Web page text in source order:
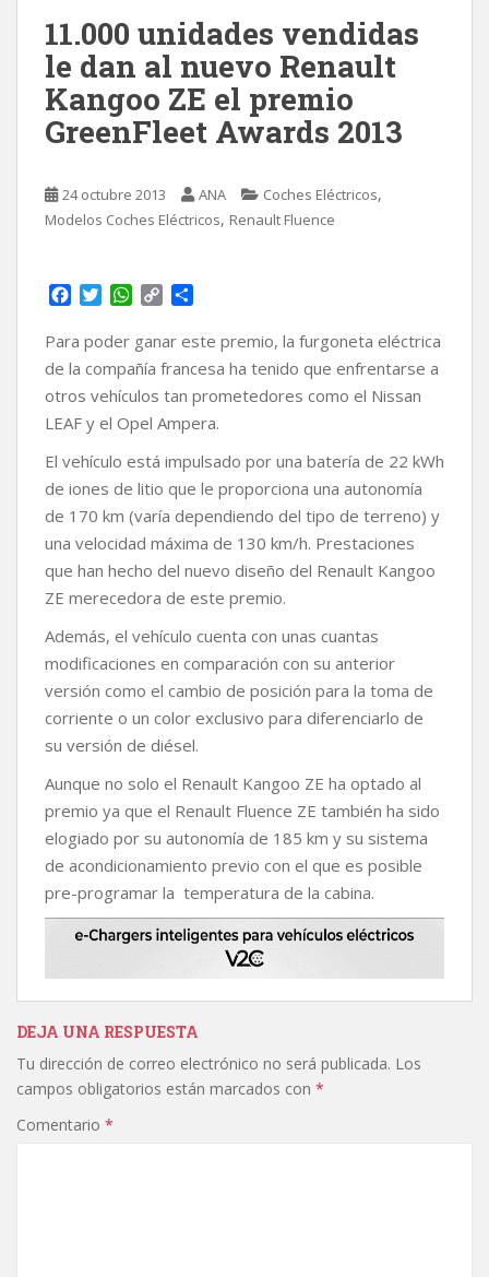
11.000 unidades vendidas
le dan al nuevo Renault
Kangoo ZE el premio
GreenFleet Awards 2013
24 octubre 2013 ANA Coches Eléctricos,
Modelos Coches Eléctricos, Renault Fluence
c
e
b
o
o
i
t
t
e
r
W
a
t
s
A
p
p
y
L
i
n
m
p
a
r
t
r
Para poder ganar este premio, la furgoneta eléctrica
de la compañía francesa ha tenido que enfrentarse a
otros vehículos tan prometedores como el Nissan
LEAF y el Opel Ampera.
El vehículo está impulsado por una batería de 22 kWh
de iones de litio que le proporciona una autonomía
de 170 km (varía dependiendo del tipo de terreno) y
una velocidad máxima de 130 km/h. Prestaciones
que han hecho del nuevo diseño del Renault Kangoo
ZE merecedora de este premio.
Además, el vehículo cuenta con unas cuantas
modificaciones en comparación con su anterior
versión como el cambio de posición para la toma de
corriente o un color exclusivo para diferenciarlo de
su versión de diésel.
Aunque no solo el Renault Kangoo ZE ha optado al
premio ya que el Renault Fluence ZE también ha sido
elogiado por su autonomía de 185 km y su sistema
de acondicionamiento previo con el que es posible
pre-programar la temperatura de la cabina.
DEJA UNA RESPUESTA
Tu dirección de correo electrónico no será publicada. Los
campos obligatorios están marcados con *
Comentario *